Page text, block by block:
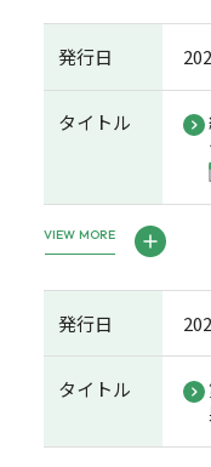
発行日
タイトル
VIEW MORE
発行日
タイトル